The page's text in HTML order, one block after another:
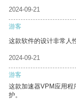
2024-09-21
游客
这款软件的设计非常人
2024-09-21
游客
这款加速器VPM应用程
护。